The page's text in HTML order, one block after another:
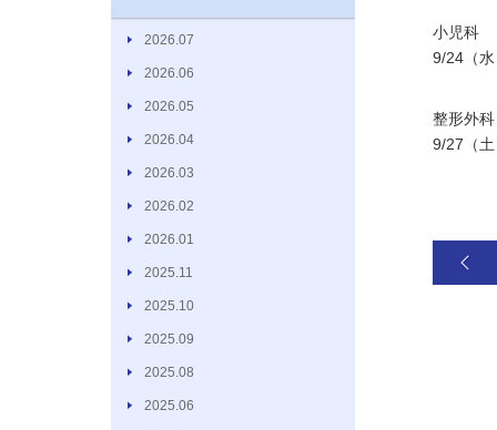
2026.07
2026.06
2026.05
2026.04
2026.03
2026.02
2026.01
2025.11
2025.10
2025.09
2025.08
2025.06
小児科
9/24（
整形外科
9/27（